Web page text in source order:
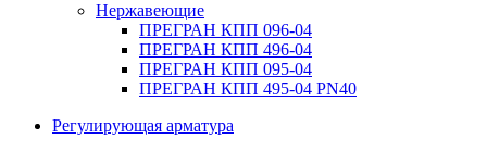
Нержавеющие
ПРЕГРАН КПП 096-04
ПРЕГРАН КПП 496-04
ПРЕГРАН КПП 095-04
ПРЕГРАН КПП 495-04 PN40
Регулирующая арматура